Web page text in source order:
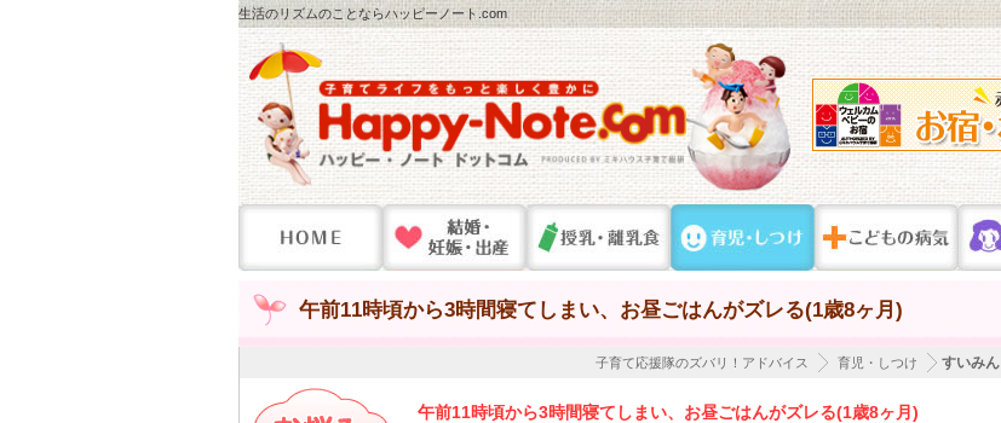
生活のリズムのことならハッピーノート.com
午前11時頃から3時間寝てしまい、お昼ごはんがズレる(1歳8ヶ月)
すいみん
育児・しつけ
子育て応援隊のズバリ！アドバイス
午前11時頃から3時間寝てしまい、お昼ごはんがズレる(1歳8ヶ月)